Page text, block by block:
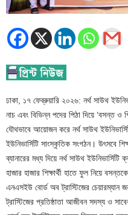
ঢাকা, ১৭ ফেব্রুয়ারি ২০২৬: নর্থ সাউথ
নাচ এবং বিভিন্ন পদের পিঠা দিয়ে ‘বসন্ত
যৌথভাবে আয়োজন করে নর্থ সাউথ
ইউনিভার্সিটি সাংস্কৃতিক সংগঠন। উৎসবে
ব্যানারের মধ্য দিয়ে নর্থ সাউথ
হাজার হাজার শিক্ষার্থী হাতে ফুল নিয়ে
এনএসইউ বোর্ড অব ট্রাস্টিজের
ট্রাস্টিজের প্রতিষ্ঠাতা আজীবন সদস্য ও